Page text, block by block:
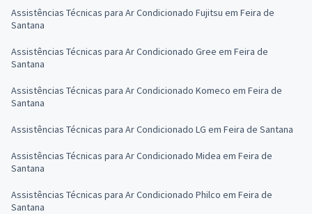
Assistências Técnicas para Ar Condicionado Fujitsu em Feira de
Santana
Assistências Técnicas para Ar Condicionado Gree em Feira de
Santana
Assistências Técnicas para Ar Condicionado Komeco em Feira de
Santana
Assistências Técnicas para Ar Condicionado LG em Feira de Santana
Assistências Técnicas para Ar Condicionado Midea em Feira de
Santana
Assistências Técnicas para Ar Condicionado Philco em Feira de
Santana